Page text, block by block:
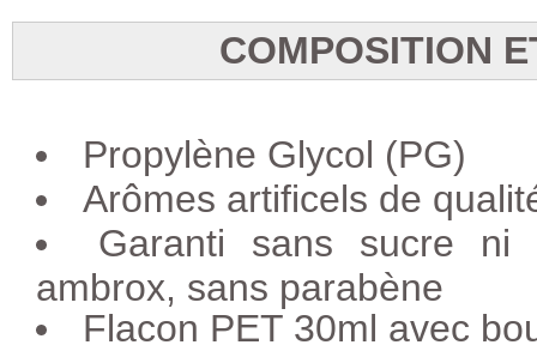
COMPOSITION
Propylène Glycol (PG)
Arômes artificels de
Garanti sans sucre ni
ambrox, sans parabène
Flacon PET 30ml avec